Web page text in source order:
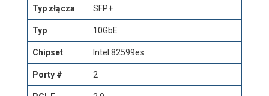
Typ złącza SFP+
Typ 10GbE
Chipset Intel 82599es
Porty # 2